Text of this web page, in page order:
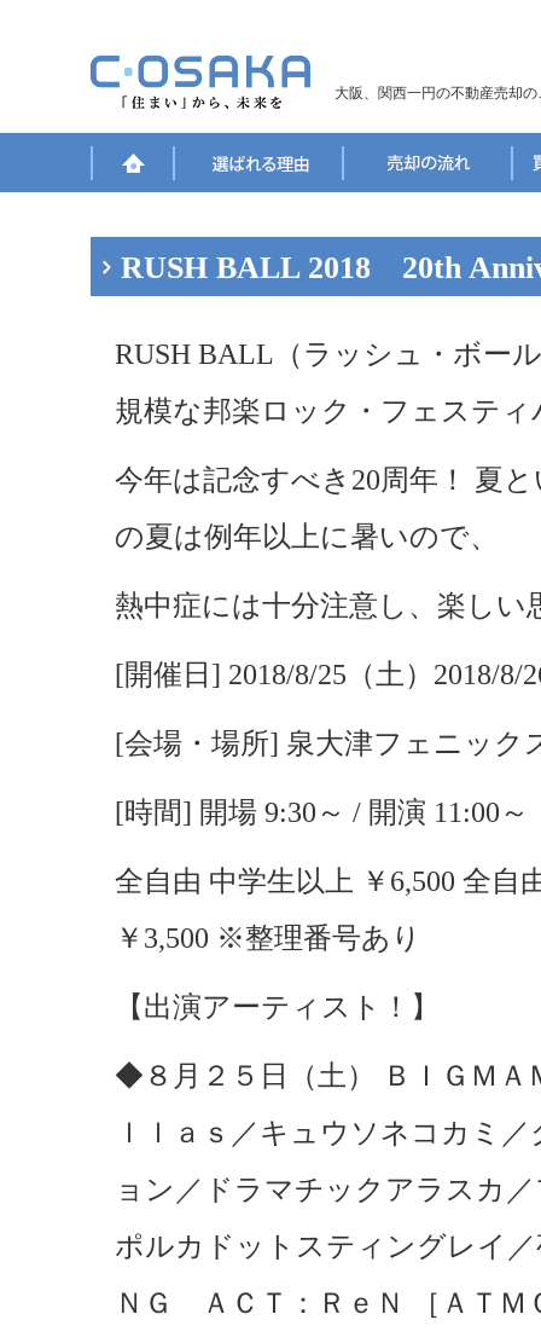
大阪、関西一円の不動産売却
RUSH BALL 2018 20th
RUSH BALL（ラッシュ・ボー
規模な邦楽ロック・フェスティ
今年は記念すべき20周年！ 夏
の夏は例年以上に暑いので、
熱中症には十分注意し、楽し
[開催日] 2018/8/25（土）2018/8/
[会場・場所] 泉大津フェニック
[時間] 開場 9:30～ / 開演 11:00～
全自由 中学生以上 ￥6,500 全自
￥3,500 ※整理番号あり
【出演アーティスト！】
◆８月２５日（土） ＢＩＧＭＡ
ｌｌａｓ／キュウソネコカミ
ョン／ドラマチックアラスカ
ポルカドットスティングレイ
ＮＧ ＡＣＴ：ＲｅＮ ［ＡＴＭ